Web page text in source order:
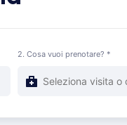
2. Cosa vuoi prenotare? *